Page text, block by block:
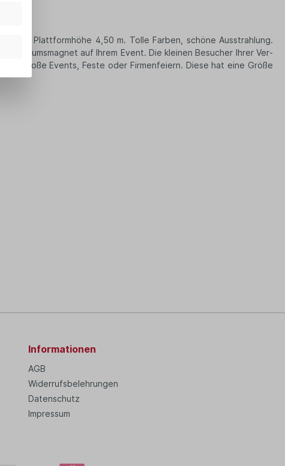
6 m, Plattformhöhe 4,50 m. Tolle Farben, schöne Ausstrahlung.
auf Ihrem Event. Die klei­nen Besu­cher Ihrer Ver­
für große Events, Feste oder Firmenfeiern. Diese hat eine Größe
Informationen
AGB
Widerrufsbelehrungen
Datenschutz
Impressum